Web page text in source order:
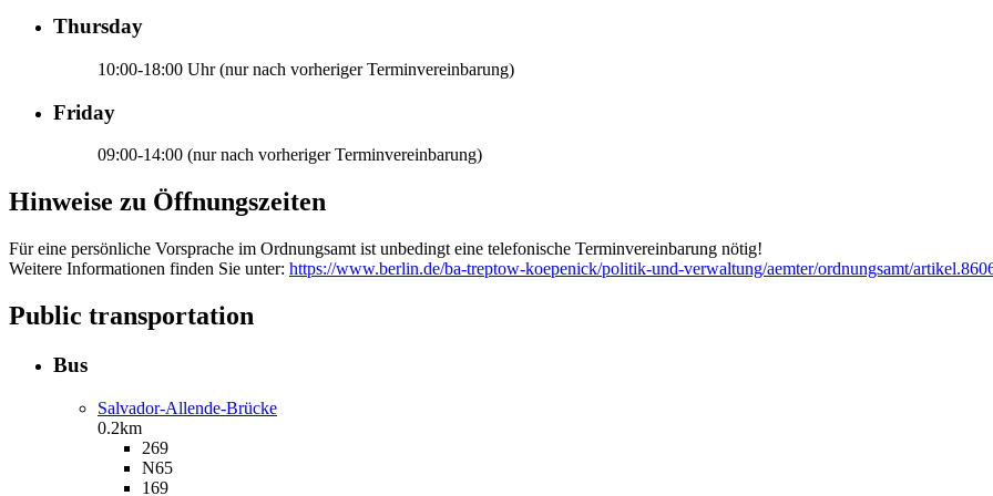
Thursday
10:00-18:00 Uhr (nur nach vorheriger Terminvereinbarung)
Friday
09:00-14:00 (nur nach vorheriger Terminvereinbarung)
Hinweise zu Öffnungszeiten
Für eine persönliche Vorsprache im Ordnungsamt ist unbedingt eine telefonische Terminvereinbarung nötig!
Weitere Informationen finden Sie unter: https://www.berlin.de/ba-treptow-koepenick/politik-und-verwaltung/aemter/ordnungsamt/
Public transportation
Bus
Salvador-Allende-Brücke
0.2km
269
N65
169